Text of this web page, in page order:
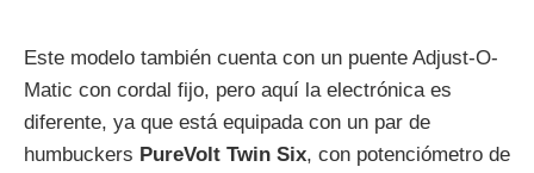
Este modelo también cuenta con un puente Adjust-O-
Matic con cordal fijo, pero aquí la electrónica es
diferente, ya que está equipada con un par de
humbuckers PureVolt Twin Six, con potenciómetro de